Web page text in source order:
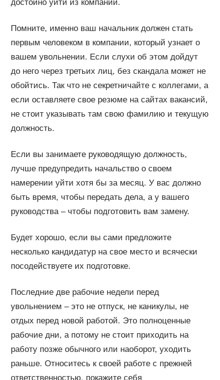
достойно уйти из компании.
Помните, именно ваш начальник должен стать
первым человеком в компании, который узнает о
вашем увольнении. Если слухи об этом дойдут
до него через третьих лиц, без скандала может не
обойтись. Так что не секретничайте с коллегами, а
если оставляете свое резюме на сайтах вакансий,
не стоит указывать там свою фамилию и текущую
должность.
Если вы занимаете руководящую должность,
лучше предупредить начальство о своем
намерении уйти хотя бы за месяц. У вас должно
быть время, чтобы передать дела, а у вашего
руководства – чтобы подготовить вам замену.
Будет хорошо, если вы сами предложите
несколько кандидатур на свое место и всячески
посодействуете их подготовке.
Последние две рабочие недели перед
увольнением – это не отпуск, не каникулы, не
отдых перед новой работой. Это полноценные
рабочие дни, а потому не стоит приходить на
работу позже обычного или наоборот, уходить
раньше. Относитесь к своей работе с прежней
ответственностью, покажите себя